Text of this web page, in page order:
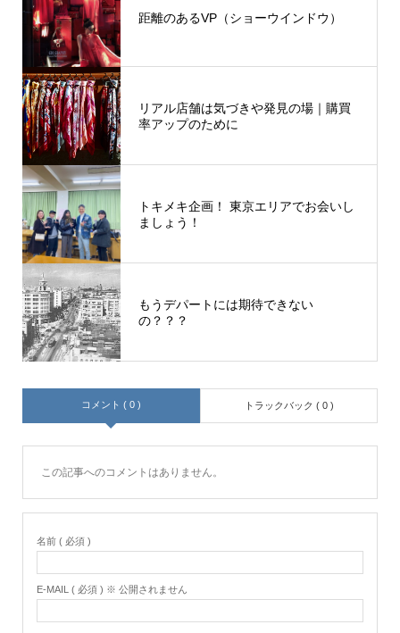
距離のあるVP（ショーウインドウ）
リアル店舗は気づきや発見の場｜購買
率アップのために
トキメキ企画！ 東京エリアでお会いし
ましょう！
もうデパートには期待できない
の？？？
コメント ( 0 ) トラックバック ( 0 )
この記事へのコメントはありません。
名前 ( 必須 )
E-MAIL ( 必須 ) ※ 公開されません